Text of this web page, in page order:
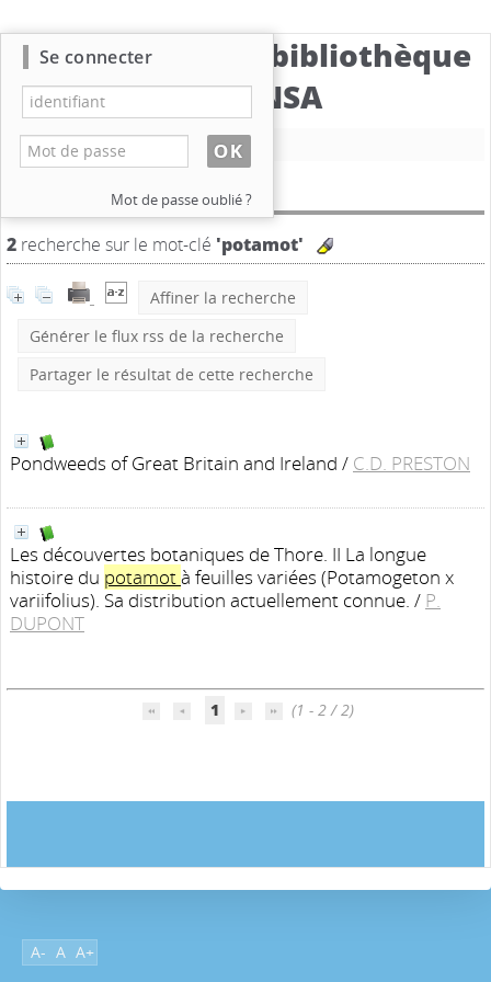
Catalogue de la bibliothèque
du CBNSA
Nouvelle recherche
Résultat de la recherche
2 recherche sur le mot-clé 'potamot'
Affiner la recherche
Générer le flux rss de la recherche
Partager le résultat de cette recherche
Pondweeds of Great Britain and Ireland / C.D. PRESTON
Les découvertes botaniques de Thore. II La longue
histoire du potamotà feuilles variées (Potamogeton x
variifolius). Sa distribution actuellement connue. / P.
DUPONT
1 (1 - 2 / 2)
A- A A+
Se connecter
Mot de passe oublié ?